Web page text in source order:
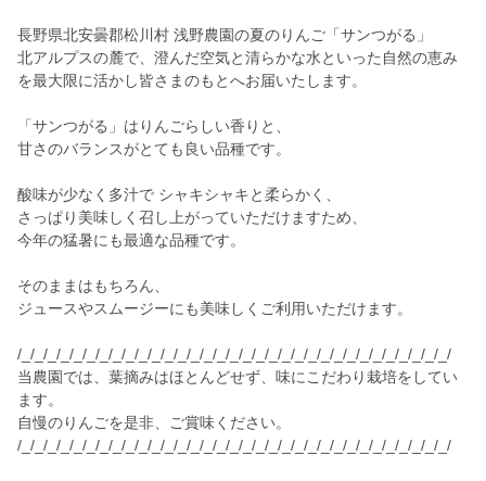
長野県北安曇郡松川村 浅野農園の夏のりんご「サンつがる」
北アルプスの麓で、澄んだ空気と清らかな水といった自然の恵み
を最大限に活かし皆さまのもとへお届いたします。
「サンつがる」はりんごらしい香りと、
甘さのバランスがとても良い品種です。
酸味が少なく多汁で シャキシャキと柔らかく、
さっぱり美味しく召し上がっていただけますため、
今年の猛暑にも最適な品種です。
そのままはもちろん、
ジュースやスムージーにも美味しくご利用いただけます。
/_/_/_/_/_/_/_/_/_/_/_/_/_/_/_/_/_/_/_/_/_/_/_/_/_/_/_/_/_/_/_/_/_/
当農園では、葉摘みはほとんどせず、味にこだわり栽培をしてい
ます。
自慢のりんごを是非、ご賞味ください。
/_/_/_/_/_/_/_/_/_/_/_/_/_/_/_/_/_/_/_/_/_/_/_/_/_/_/_/_/_/_/_/_/_/